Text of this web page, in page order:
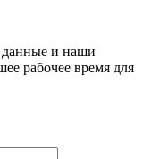
данные и наши
рабочее время для